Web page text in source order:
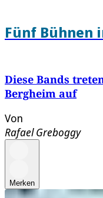
Fünf Bühnen
Diese Bands
Bergheim auf
Von
Rafael Greboggy
Merken